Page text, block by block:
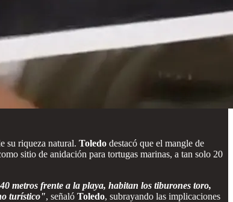
su riqueza natural. Toledo destacó que el mangle de
sitio de anidación para tortugas marinas, a tan solo 20
metros frente a la playa, habitan los tiburones toro,
turístico", señaló Toledo, subrayando las implicaciones